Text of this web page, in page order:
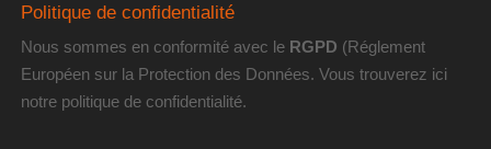
Politique de confidentialité
Nous sommes en conformité avec le RGPD (Réglement
Européen sur la Protection des Données. Vous trouverez ici
notre politique de confidentialité.